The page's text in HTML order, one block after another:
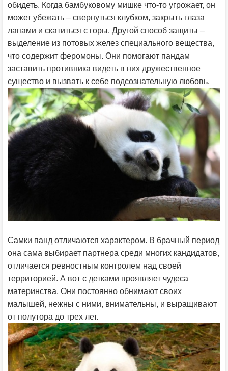
обидеть. Когда бамбуковому мишке что-то угрожает, он
может убежать – свернуться клубком, закрыть глаза
лапами и скатиться с горы. Другой способ защиты –
выделение из потовых желез специального вещества,
что содержит феромоны. Они помогают пандам
заставить противника видеть в них дружественное
существо и вызвать к себе подсознательную любовь.
Самки панд отличаются характером. В брачный период
она сама выбирает партнера среди многих кандидатов,
отличается ревностным контролем над своей
территорией. А вот с детками проявляет чудеса
материнства. Они постоянно обнимают своих
малышей, нежны с ними, внимательны, и выращивают
от полутора до трех лет.